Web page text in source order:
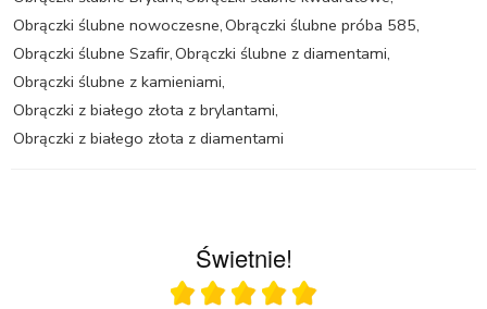
Obrączki ślubne nowoczesne,Obrączki ślubne próba 585,
Obrączki ślubne Szafir,Obrączki ślubne z diamentami,
Obrączki ślubne z kamieniami,
Obrączki z białego złota z brylantami,
Obrączki z białego złota z diamentami
Świetnie!
Ocena średnia 5 na 5